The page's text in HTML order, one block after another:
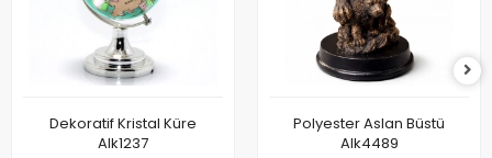
Dekoratif Kristal Küre
Alk1237
Polyester Aslan Büstü
Alk4489